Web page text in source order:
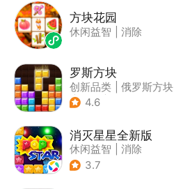
方块花园
休闲益智 消除
罗斯方块
创新品类
俄罗斯方块
| 脑洞
4.6
消灭星星全新版
休闲益智
消除
3.7